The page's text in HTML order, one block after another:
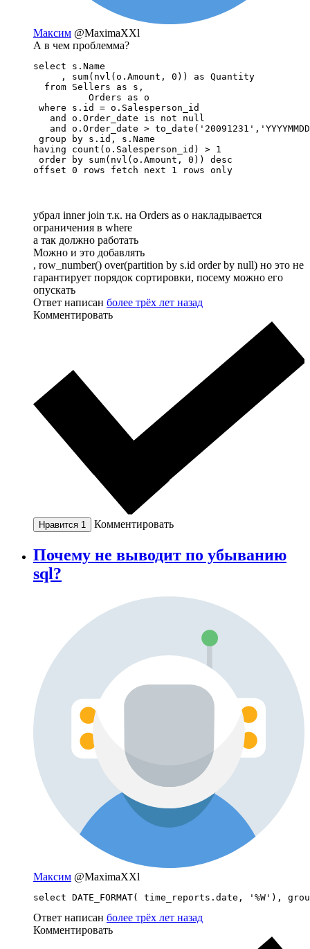
Максим @MaximaXXl
А в чем проблемма?
select s.Name
     , sum(nvl(o.Amount, 0)) as Quantity
  from Sellers as s,
          Orders as o
where s.id = o.Salesperson_id
   and o.Order_date is not null
and o.Order_date >
group by s.id, s.Name
having count(o.Salesperson_id) > 1
order by sum(nvl(o.Amount, 0)) desc
offset 0 rows fetch next 1 rows only
убрал inner join т.к. на Orders as o накладывается
ограничения в where
а так должно работать
Можно и это добавлять
, row_number() over(partition by s.id order by null) но это не
гарантирует порядок сортировки, посему можно его
опускать
Ответ написан более трёх лет назад
Комментировать
Нравится 1 Комментировать
Почему не выводит по убыванию
sql?
Максим @MaximaXXl
select DATE_FORMAT( time_reports.date, '%W'),
Ответ написан более трёх лет назад
Комментировать